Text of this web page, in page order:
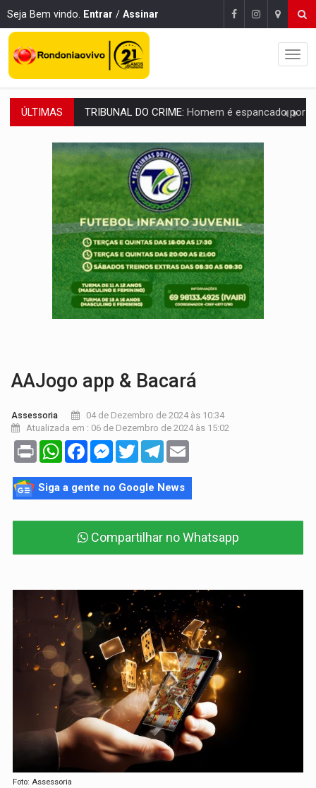
Seja Bem vindo. Entrar / Assinar
ÚLTIMAS VÍDEO:Perseguição é registrada no shopping após colombiana furtar
LUDOPATIA:Apostas online começam a afetar produtividade e rotina
REFLORESTAMENTO:Plantar árvores não será mais suficiente para
OVNIS NA LUA:Cientistas alertam para possível base secreta no satélite
ACABOU COM PEUGEOT:Incêndio destrói carro que era rebocado para oficina
VÍDEO:Ladrão é filmado furtando moto na frente do bar
BOLSAS DE PESQUISA:Iniciativa Amazônia+10 lança chamada para fortalecer
MATERIAL:Brasil tem grandes reservas de urânio, mas produz pouco e
AAJogo app & Bacará
Assessoria
04 de Dezembro de 2024 às 10:34
Atualizada em : 06 de Dezembro de 2024 às 15:02
Print WhatsAppFacebookMessenger
TwitterTelegram
Siga a gente no Google News
Compartilhar no Whatsapp
Foto: Assessoria